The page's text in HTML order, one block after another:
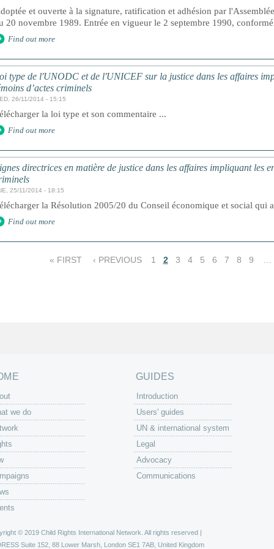
et ouverte à la signature, ratification et adhésion par
20 novembre 1989. Entrée en vigueur le 2 septembre 1990,
Find out more
type de l'UNODC et de l'UNICEF sur la justice dans les affaires
d’actes criminels
26/11/2014 - 15:15
la loi type et son commentaire ...
Find out more
directrices en matière de justice dans les affaires impliquant les
25/11/2014 - 18:15
la Résolution 2005/20 du Conseil économique et social qui
Find out more
« FIRST ‹ PREVIOUS 1 2 3 4 5 6 7 8 9
we do
GUIDES
Introduction
Users' guides
UN & international system
Legal
Advocacy
Communications
© 2019 Child Rights International Network. All rights reserved |
Suite 152, 88 Lower Marsh, London SE1 7AB, United Kingdom